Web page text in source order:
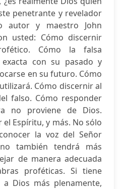
penetrante y revelador
autor y maestro John
usted: Cómo discernir
Cómo la falsa
con su pasado y
en su futuro. Cómo
Cómo discernir al
falso. Cómo responder
no proviene de Dios.
Espíritu, y más. No sólo
la voz del Señor
también tendrá más
de manera adecuada
proféticas. Si tiene
Dios más plenamente,